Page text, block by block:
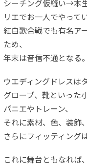
シーチング仮縫い→本
リエでお一人でやって
紅白歌合戦でも有名ア
ため、
年末は音信不通となる。
ウエディングドレスは
グローブ、靴といった
パニエやトレーン、
それに素材、色、装飾、
さらにフィッティング
これに舞台ともなれば、